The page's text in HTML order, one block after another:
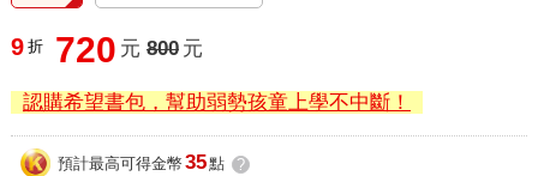
9 折 720 元 800 元
認購希望書包，幫助弱勢孩童上學不中斷！
預計最高可得金幣 35點 ?